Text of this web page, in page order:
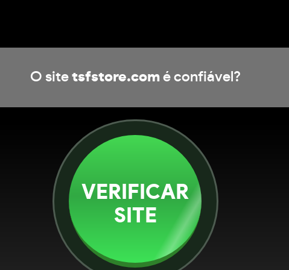
O site tsfstore.comé confiável?
VERIFICAR
SITE